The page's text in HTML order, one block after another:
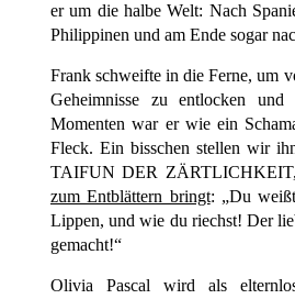
er um die halbe Welt: Nach
Philippinen und am Ende sogar
Frank schweifte in die Ferne, um
Geheimnisse zu entlocken
Momenten war er wie ein
Fleck. Ein bisschen stellen wir
TAIFUN DER ZÄRTLICHKEIT,
zum Entblättern bringt: „Du
Lippen, und wie du riechst! Der
gemacht!“
Olivia Pascal wird als